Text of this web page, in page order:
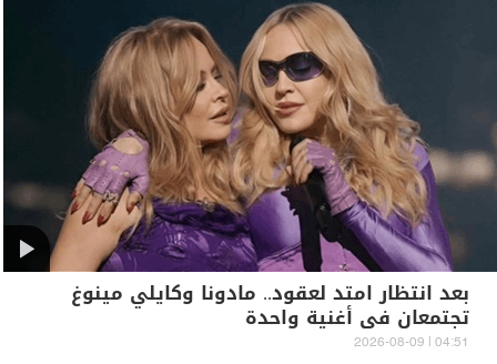
بعد انتظار امتد لعقود.. مادونا وكايلي مينوغ
تجتمعان في أغنية واحدة
04:51 | 2026-08-09